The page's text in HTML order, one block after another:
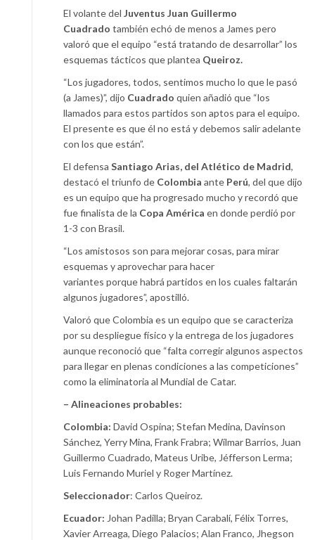
El volante del Juventus Juan Guillermo
Cuadrado también echó de menos a James pero
valoró que el equipo “está tratando de desarrollar” los
esquemas tácticos que plantea Queiroz.
“Los jugadores, todos, sentimos mucho lo que le pasó
(a James)”, dijo Cuadrado quien añadió que “los
llamados para estos partidos son aptos para el equipo.
El presente es que él no está y debemos salir adelante
con los que están”.
El defensa Santiago Arias, del Atlético de Madrid,
destacó el triunfo de Colombia ante Perú, del que dijo
es un equipo que ha progresado mucho y recordó que
fue finalista de la Copa América en donde perdió por
1-3 con Brasil.
“Los amistosos son para mejorar cosas, para mirar
esquemas y aprovechar para hacer
variantes porquehabrá partidos en los cuales faltarán
algunos jugadores”, apostilló.
Valoró que Colombia es un equipo que se caracteriza
por su despliegue físico y la entrega de los jugadores
aunque reconoció que “falta corregir algunos aspectos
para llegar en plenas condiciones a las competiciones”
como la eliminatoria al Mundial de Catar.
– Alineaciones probables:
Colombia: David Ospina; Stefan Medina, Davinson
Sánchez, Yerry Mina, Frank Frabra; Wílmar Barrios, Juan
Guillermo Cuadrado, Mateus Uribe, Jéfferson Lerma;
Luis Fernando Muriel y Roger Martínez.
Seleccionador: Carlos Queiroz.
Ecuador: Johan Padilla; Bryan Carabalí, Félix Torres,
Xavier Arreaga, Diego Palacios; Alan Franco, Jhegson